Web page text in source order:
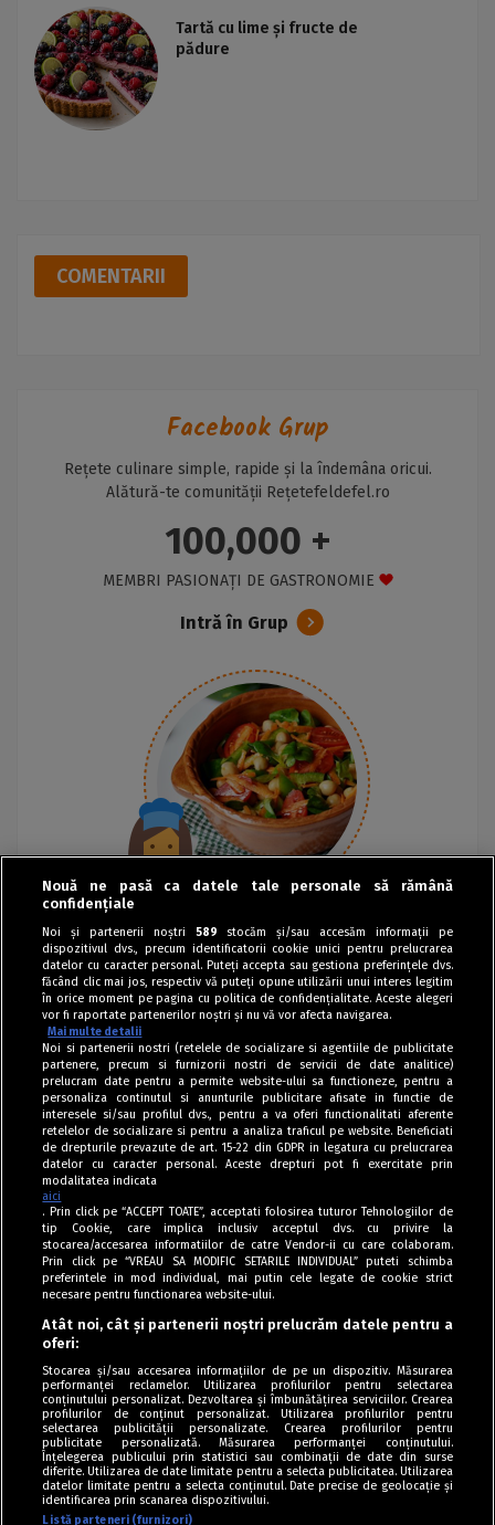
Tartă cu lime și fructe de
pădure
COMENTARII
Facebook Grup
Rețete culinare simple, rapide și la îndemâna oricui.
Alătură-te comunității Rețetefeldefel.ro
100,000 +
MEMBRI PASIONAȚI DE GASTRONOMIE
Intră în Grup
Tag index
Program Antena 1
Politica de cookies
Politica de confidențialitate
Termeni și condiții
Nouă ne pasă ca datele tale personale să rămână
confidențiale
Noi și partenerii noștri 589 stocăm și/sau accesăm informații pe
dispozitivul dvs., precum identificatorii cookie unici pentru prelucrarea
datelor cu caracter personal. Puteți accepta sau gestiona preferințele dvs.
făcând clic mai jos, respectiv vă puteți opune utilizării unui interes legitim
în orice moment pe pagina cu politica de confidențialitate. Aceste alegeri
vor fi raportate partenerilor noștri și nu vă vor afecta navigarea.
Mai multe detalii
Noi si partenerii nostri (retelele de socializare si agentiile de publicitate
partenere, precum si furnizorii nostri de servicii de date analitice)
prelucram date pentru a permite website-ului sa functioneze, pentru a
personaliza continutul si anunturile publicitare afisate in functie de
interesele si/sau profilul dvs., pentru a va oferi functionalitati aferente
retelelor de socializare si pentru a analiza traficul pe website. Beneficiati
de drepturile prevazute de art. 15-22 din GDPR in legatura cu prelucrarea
datelor cu caracter personal. Aceste drepturi pot fi exercitate prin
modalitatea indicata
aici
. Prin click pe “ACCEPT TOATE”, acceptati folosirea tuturor Tehnologiilor de
tip Cookie, care implica inclusiv acceptul dvs. cu privire la
stocarea/accesarea informatiilor de catre Vendor-ii cu care colaboram.
Prin click pe “VREAU SA MODIFIC SETARILE INDIVIDUAL” puteti schimba
preferintele in mod individual, mai putin cele legate de cookie strict
necesare pentru functionarea website-ului.
Atât noi, cât și partenerii noștri prelucrăm datele pentru a
oferi:
Stocarea și/sau accesarea informațiilor de pe un dispozitiv. Măsurarea
performanței reclamelor. Utilizarea profilurilor pentru selectarea
conținutului personalizat. Dezvoltarea și îmbunătățirea serviciilor. Crearea
profilurilor de conținut personalizat. Utilizarea profilurilor pentru
selectarea publicității personalizate. Crearea profilurilor pentru
publicitate personalizată. Măsurarea performanței conținutului.
Înțelegerea publicului prin statistici sau combinații de date din surse
diferite. Utilizarea de date limitate pentru a selecta publicitatea. Utilizarea
datelor limitate pentru a selecta conținutul. Date precise de geolocație și
identificarea prin scanarea dispozitivului.
Listă parteneri (furnizori)